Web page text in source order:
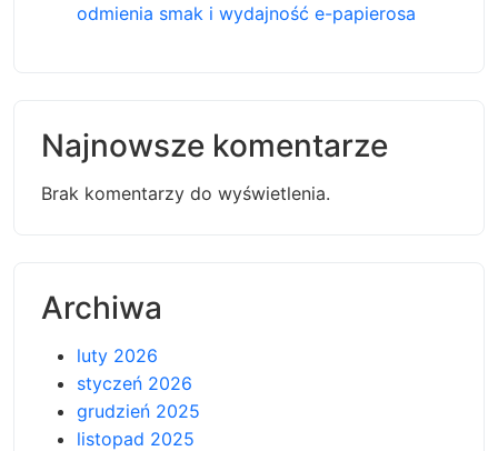
odmienia smak i wydajność e-papierosa
Najnowsze komentarze
Brak komentarzy do wyświetlenia.
Archiwa
luty 2026
styczeń 2026
grudzień 2025
listopad 2025